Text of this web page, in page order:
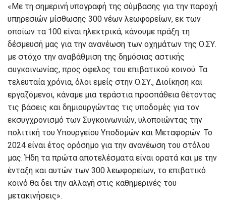
«Με τη σημερινή υπογραφή της σύμβασης για την παροχή
υπηρεσιών μίσθωσης 300 νέων λεωφορείων, εκ των
οποίων τα 100 είναι ηλεκτρικά, κάνουμε πράξη τη
δέσμευσή μας για την ανανέωση των οχημάτων της Ο.ΣΥ.
με στόχο την αναβάθμιση της δημόσιας αστικής
συγκοινωνίας, προς όφελος του επιβατικού κοινού. Τα
τελευταία χρόνια, όλοι εμείς στην Ο.ΣΥ., Διοίκηση και
εργαζόμενοι, κάναμε μια τεράστια προσπάθεια θέτοντας
τις βάσεις και δημιουργώντας τις υποδομές για τον
εκσυγχρονισμό των Συγκοινωνιών, υλοποιώντας την
πολιτική του Υπουργείου Υποδομών και Μεταφορών. Το
2024 είναι έτος ορόσημο για την ανανέωση του στόλου
μας. Ήδη τα πρώτα αποτελέσματα είναι ορατά και με την
ένταξη και αυτών των 300 λεωφορείων, το επιβατικό
κοινό θα δει την αλλαγή στις καθημερινές του
μετακινήσεις».